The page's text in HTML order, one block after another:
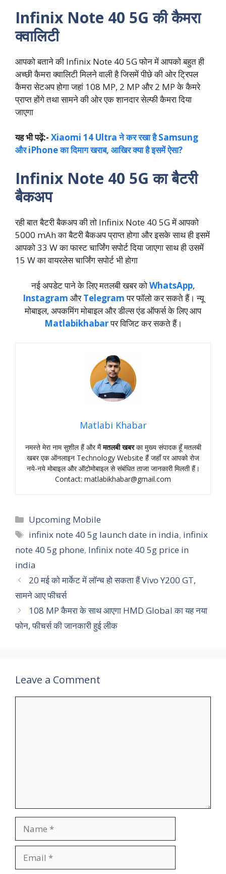
Infinix Note 40 5G की कैमरा
क्वालिटी
आपको बताने की Infinix Note 40 5G फोन में आपको बहुत ही
अच्छी कैमरा क्वालिटी मिलने वाली है जिसमें पीछे की ओर ट्रिपल
कैमरा सेटअप होगा जहां 108 MP, 2 MP और 2 MP के कैमरे
प्राप्त होंगे तथा सामने की ओर एक शानदार सेल्फी कैमरा दिया
जाएगा
यह भी पढ़ें:- Xiaomi 14 Ultra ने कर रखा है Samsung
और iPhone का दिमाग खराब, आखिर क्या है इसमें ऐसा?
Infinix Note 40 5G का बैटरी
बैकअप
रही बात बैटरी बैकअप की तो Infinix Note 40 5G में आपको
5000 mAh का बैटरी बैकअप प्राप्त होगा और इसके साथ ही इसमें
आपको 33 W का फास्ट चार्जिंग सपोर्ट दिया जाएगा साथ ही उसमें
15 W का वायरलेस चार्जिंग सपोर्ट भी होगा
नई अपडेट पाने के लिए मतलबी खबर कोWhatsApp,
Instagram औरTelegramपर फॉलो कर सकते हैं। न्‍यू
मोबाइल, अपकमिंग मोबाइल और डील्‍स एंड ऑफर्स के लिए आप
Matlabikhabarपर विजिट कर सकते हैं।
Matlabi Khabar
नमस्‍ते मेरा नाम सुशील हैं और मैंमतलबी खबरका मुख्‍य संपादक हूँ मतलबी
खबर एक ऑनलाइन Technology Website हैं जहॉं पर आपको रोज
नये-नये मोबाइल और ऑटोमोबाइल से संबंधित ताजा जानकारी मिलती हैं।
Contact: matlabikhabar@gmail.com
Categories
Upcoming Mobile
Tags
infinix note 40 5g launch date in india, infinix
note 40 5g phone, Infinix note 40 5g price in
india
20 मई को मार्केट में लॉन्च हो सकता हैं Vivo Y200 GT,
सामने आए फीचर्स
108 MP कैमरा के साथ आएगा HMD Global का यह नया
फोन, फीचर्स की जानकारी हुई लीक
Leave a Comment